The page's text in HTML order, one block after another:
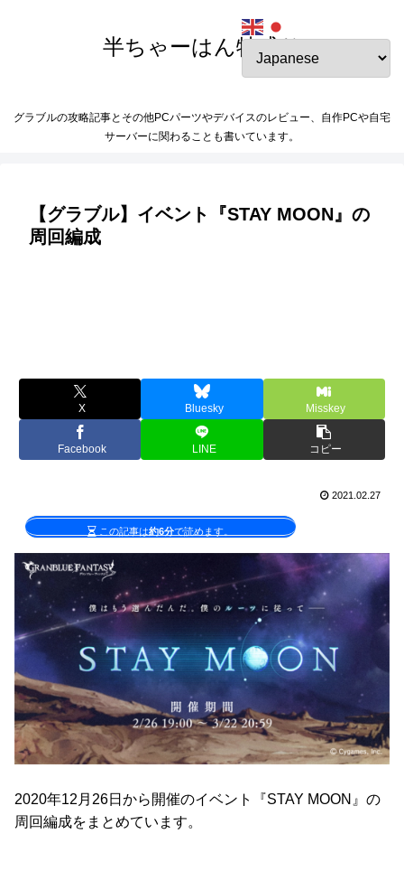
半ちゃーはん特盛り
グラブルの攻略記事とその他PCパーツやデバイスのレビュー、自作PCや自宅
サーバーに関わることも書いています。
【グラブル】イベント『STAY MOON』の
周回編成
X Bluesky Misskey
Facebook LINE コピー
2021.02.27
この記事は約6分で読めます。
2020年12月26日から開催のイベント『STAY MOON』の
周回編成をまとめています。